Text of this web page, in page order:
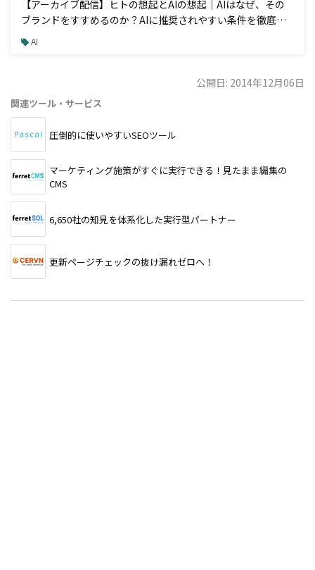
【アーカイブ配信】ヒトの想起とAIの想起｜AIはなぜ、その
ブランドをすすめるのか？AIに推奨されやすい条件を徹底解
説 AI
公開日: 2014年12月06日
関連ツール・サービス
圧倒的に使いやすいSEOツール
マーケティング施策がすぐに実行できる！見たまま編集の
CMS
6,650社の知見を体系化した実行型パートナー
更新ページチェックの抜け漏れゼロへ！